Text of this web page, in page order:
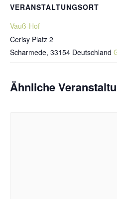
VERANSTALTUNGSORT
Vauß-Hof
Cerisy Platz 2
Scharmede, 33154 Deutschland
Ähnliche